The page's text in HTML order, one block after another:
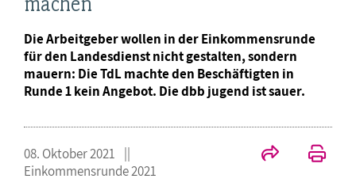
Die Arbeitgeber wollen in der Einkommensrunde
für den Landesdienst nicht gestalten, sondern
mauern: Die TdL machte den Beschäftigten in
Runde 1 kein Angebot. Die dbb jugend ist sauer.
08. Oktober 2021
Einkommensrunde 2021